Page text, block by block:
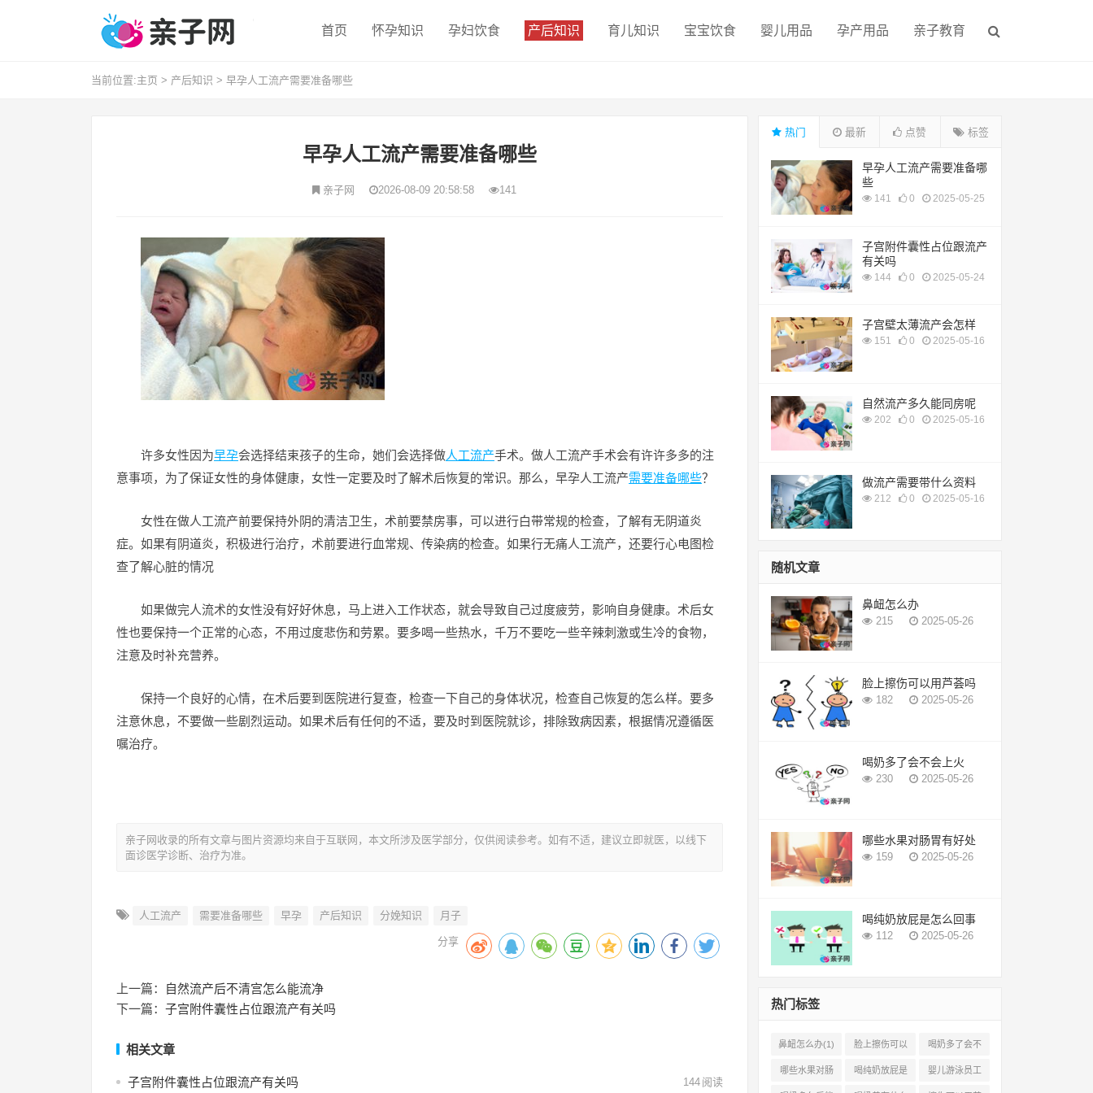
首页 怀孕知识 孕妇饮食 产后知识 育儿知识 宝宝饮食 婴儿用品 孕产用品 亲子教育
当前位置:主页 > 产后知识 > 早孕人工流产需要准备哪些
早孕人工流产需要准备哪些
亲子网 2026-08-09 20:58:58 141
许多女性因为早孕会选择结束孩子的生命，她们会选择做人工流产手术。做人工流产手术会有许许多多的注
意事项，为了保证女性的身体健康，女性一定要及时了解术后恢复的常识。那么，早孕人工流产需要准备哪些？
女性在做人工流产前要保持外阴的清洁卫生，术前要禁房事，可以进行白带常规的检查，了解有无阴道炎
症。如果有阴道炎，积极进行治疗，术前要进行血常规、传染病的检查。如果行无痛人工流产，还要行心电图检
查了解心脏的情况
如果做完人流术的女性没有好好休息，马上进入工作状态，就会导致自己过度疲劳，影响自身健康。术后女
性也要保持一个正常的心态，不用过度悲伤和劳累。要多喝一些热水，千万不要吃一些辛辣刺激或生冷的食物，
注意及时补充营养。
保持一个良好的心情，在术后要到医院进行复查，检查一下自己的身体状况，检查自己恢复的怎么样。要多
注意休息，不要做一些剧烈运动。如果术后有任何的不适，要及时到医院就诊，排除致病因素，根据情况遵循医
嘱治疗。
亲子网收录的所有文章与图片资源均来自于互联网，本文所涉及医学部分，仅供阅读参考。如有不适，建议立即就医，以线下
面诊医学诊断、治疗为准。
人工流产 需要准备哪些 早孕 产后知识 分娩知识 月子
上一篇：
自然流产后不清宫怎么能流净
下一篇： 子宫附件囊性占位跟流产有关吗
相关文章
子宫附件囊性占位跟流产有关吗 144 阅读
热门 最新 点赞 标签
早孕人工流产需要准备哪
些
141 0 2025-05-25
子宫附件囊性占位跟流产
有关吗
144 0 2025-05-24
子宫壁太薄流产会怎样
151 0 2025-05-16
自然流产多久能同房呢
202 0 2025-05-16
做流产需要带什么资料
212 0 2025-05-16
随机文章
鼻衄怎么办
215 2025-05-26
脸上擦伤可以用芦荟吗
182 2025-05-26
喝奶多了会不会上火
230 2025-05-26
哪些水果对肠胃有好处
159 2025-05-26
喝纯奶放屁是怎么回事
112 2025-05-26
热门标签
鼻衄怎么办(1) 脸上擦伤可以
用芦荟吗(1)
喝奶多了会不
会上火(2)
哪些水果对肠 喝纯奶放屁是 婴儿游泳员工